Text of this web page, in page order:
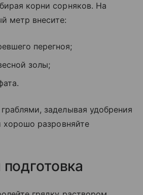
корни сорняков. На
метр внесите:
перегноя;
золы;
заделывая удобрения
хорошо разровняйте